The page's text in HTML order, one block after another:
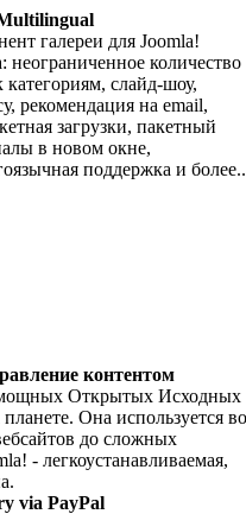
галереи для Joomla!
количество
категориям, слайд-шоу,
рекомендация на email,
загрузки, пакетный
в новом окне,
поддержка и
контентом
мощных Открытых Исходных
Она используется во
до сложных
- легкоустанавливаемая,
via PayPal